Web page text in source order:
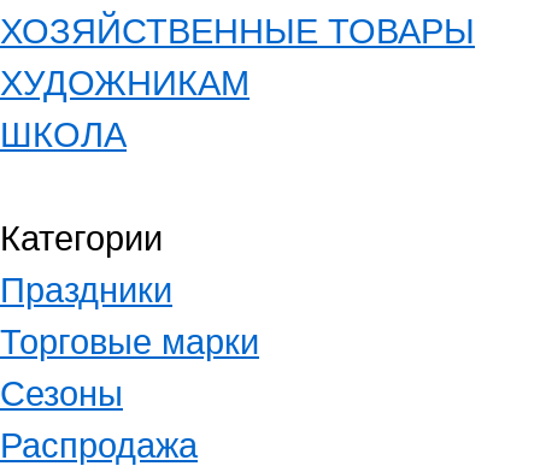
ХОЗЯЙСТВЕННЫЕ ТОВАРЫ
ХУДОЖНИКАМ
ШКОЛА
Категории
Праздники
Торговые марки
Сезоны
Распродажа